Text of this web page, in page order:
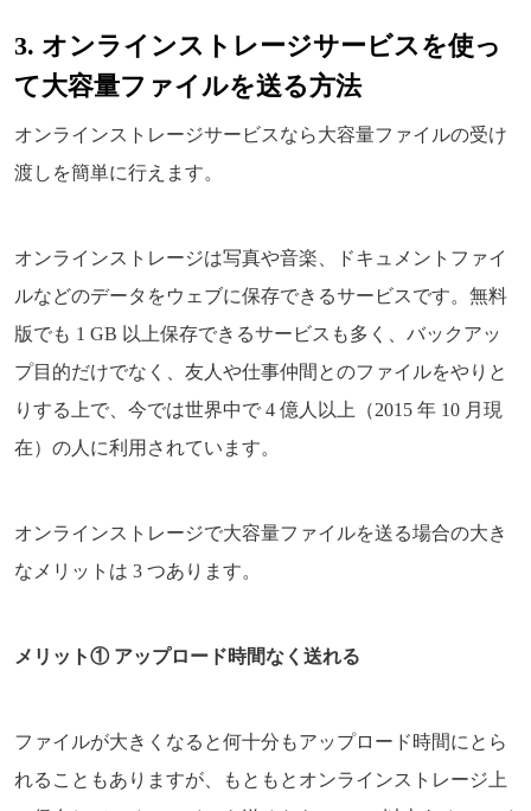
3. オンラインストレージサービスを使っ
て大容量ファイルを送る方法
オンラインストレージサービスなら大容量ファイルの受け
渡しを簡単に行えます。
オンラインストレージは写真や音楽、ドキュメントファイ
ルなどのデータをウェブに保存できるサービスです。無料
版でも 1 GB 以上保存できるサービスも多く、バックアッ
プ目的だけでなく、友人や仕事仲間とのファイルをやりと
りする上で、今では世界中で 4 億人以上（2015 年 10 月現
在）の人に利用されています。
オンラインストレージで大容量ファイルを送る場合の大き
なメリットは 3 つあります。
メリット① アップロード時間なく送れる
ファイルが大きくなると何十分もアップロード時間にとら
れることもありますが、もともとオンラインストレージ上